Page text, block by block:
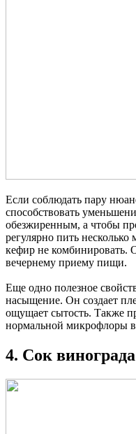
Если соблюдать пару
способствовать
обезжиренным, а чтобы
регулярно пить
кефир не комбинировать.
вечернему приему пищи.
Еще одно полезное
насыщение. Он создает
ощущает сытость. Также
нормальной микрофлоры
4. Сок винограда